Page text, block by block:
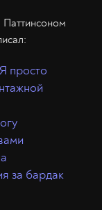
просто
за бардак